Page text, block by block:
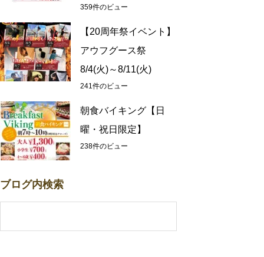
359件のビュー
【20周年祭イベント】
アウフグース祭
8/4(火)～8/11(火)
241件のビュー
朝食バイキング【日
曜・祝日限定】
238件のビュー
ブログ内検索